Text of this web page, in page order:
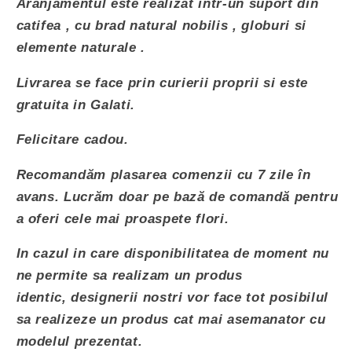
Ciocolată Merci (+ 48,00 lei RON)
Lindt 137g
Lindt 337g (+ 85,00 lei RON)
Aranjamentul este realizat intr-un suport din
catifea , cu brad natural nobilis , globuri si
elemente naturale .
Livrarea se face prin curierii proprii si este
gratuita in Galati.
Felicitare cadou.
Recomandăm plasarea comenzii cu 7 zile în
avans. Lucrăm doar pe bază de comandă pentru
a oferi cele mai proaspete flori.
In cazul in care disponibilitatea de moment nu
ne permite sa realizam un produs
identic, designerii nostri vor face tot posibilul
sa realizeze un produs cat mai asemanator cu
modelul prezentat.